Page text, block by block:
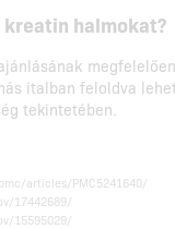
kreatin halmokat?
italban feloldva
tekintetében.
articles/PMC5241640/
17442689/
15595029/